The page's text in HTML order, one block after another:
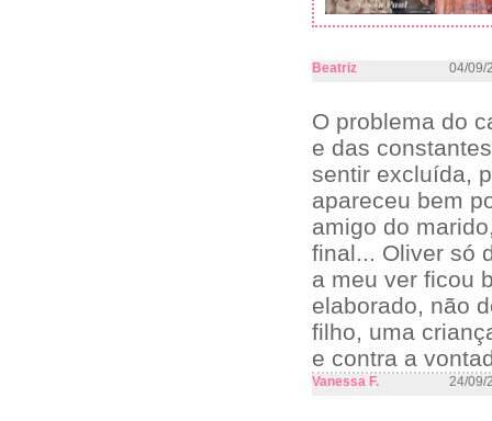
Beatriz 04/09/
O problema do
e das
sentir excluída,
apareceu bem
amigo do
final... Oliver só
a meu ver ficou
elaborado, não
filho, uma
e contra a
Vanessa F. 24/09/